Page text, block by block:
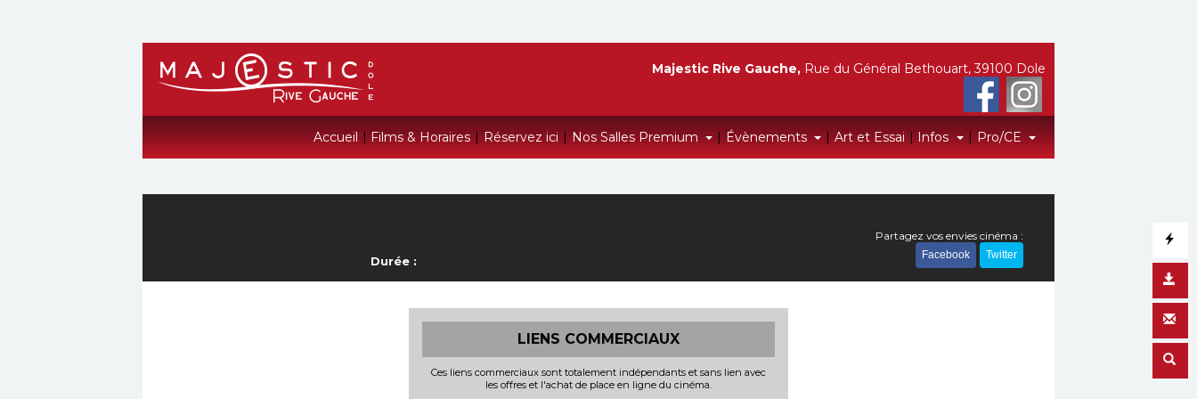
Accueil | Films & Horaires | Réservez ici | Nos Salles Premium | Évènements | Art et Essai | Infos | Pro/CE
Majestic Rive Gauche, Rue du Général Bethouart, 39100 Dole
Durée :
Partagez vos envies cinéma :
Facebook Twitter
LIENS COMMERCIAUX
Ces liens commerciaux sont totalement indépendants et sans lien avec
les offres et l'achat de place en ligne du cinéma.